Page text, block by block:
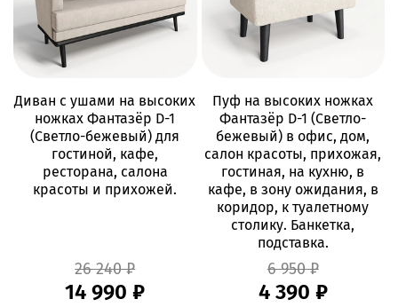
Диван с ушами на высоких
ножках Фантазёр D-1
(Светло-бежевый) для
гостиной, кафе,
ресторана, салона
красоты и прихожей.
26 240 ₽
14 990 ₽
Пуф на высоких ножках
Фантазёр D-1 (Светло-
бежевый) в офис, дом,
салон красоты, прихожая,
гостиная, на кухню, в
кафе, в зону ожидания, в
коридор, к туалетному
столику. Банкетка,
подставка.
6 950 ₽
4 390 ₽